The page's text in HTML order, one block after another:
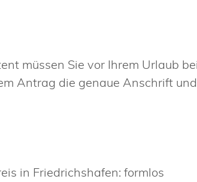
müssen Sie vor Ihrem Urlaub
Antrag die genaue Anschrift
in Friedrichshafen: formlos